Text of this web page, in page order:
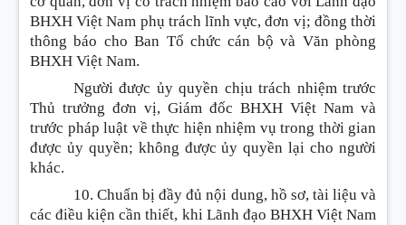
BHXH Việt Nam phụ trách lĩnh vực, đơn vị; đồng thời
thông báo cho Ban Tổ chức cán bộ và Văn phòng
BHXH Việt Nam.
Người được ủy quyền chịu trách nhiệm trước
Thủ trưởng đơn vị, Giám đốc BHXH Việt Nam và
trước pháp luật về thực hiện nhiệm vụ trong thời gian
được ủy quyền; không được ủy quyền lại cho người
khác.
10. Chuẩn bị đầy đủ nội dung, hồ sơ, tài liệu và
các điều kiện cần thiết, khi Lãnh đạo BHXH Việt Nam